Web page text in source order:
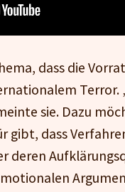
dass die
Terror.
sie. Dazu
gibt, dass
deren